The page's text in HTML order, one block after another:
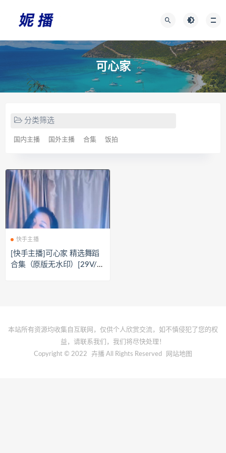
可心家
分类筛选
国内主播 国外主播 合集 饭拍
快手主播
[快手主播]可心家 精选舞蹈
合集（原版无水印）[29V/5.
本站所有资源均收集自互联网，仅供个人欣赏交流，如不慎侵犯了您的权
益，请联系我们，我们将尽快处理！
Copyright © 2022
卉播 All Rights Reserved 网站地图